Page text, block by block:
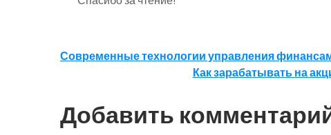
Навигация
записям
Современные технологии управления
Как зарабатывать на
Добавить